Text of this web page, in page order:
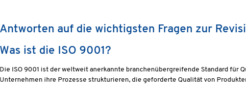
Antworten auf die wichtigsten Fragen zur
Was ist die ISO 9001?
Die ISO 9001 ist der weltweit anerkannte branchenübergreifende Standard
Unternehmen ihre Prozesse strukturieren, die geforderte Qualität von